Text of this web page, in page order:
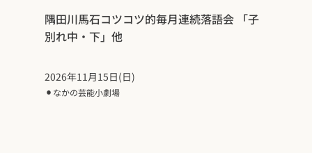
隅田川馬石コツコツ的毎月連続落語会 「子
別れ中・下」他
2026年11月15日(日)
なかの芸能小劇場
⚫︎